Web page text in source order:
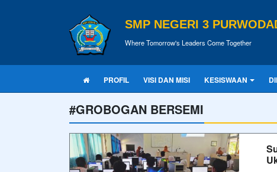
SMP NEGERI 3
Where Tomorrow's Leaders Come Together
PROFIL VISI DAN MISI KESISWAAN
#GROBOGAN BERSEMI